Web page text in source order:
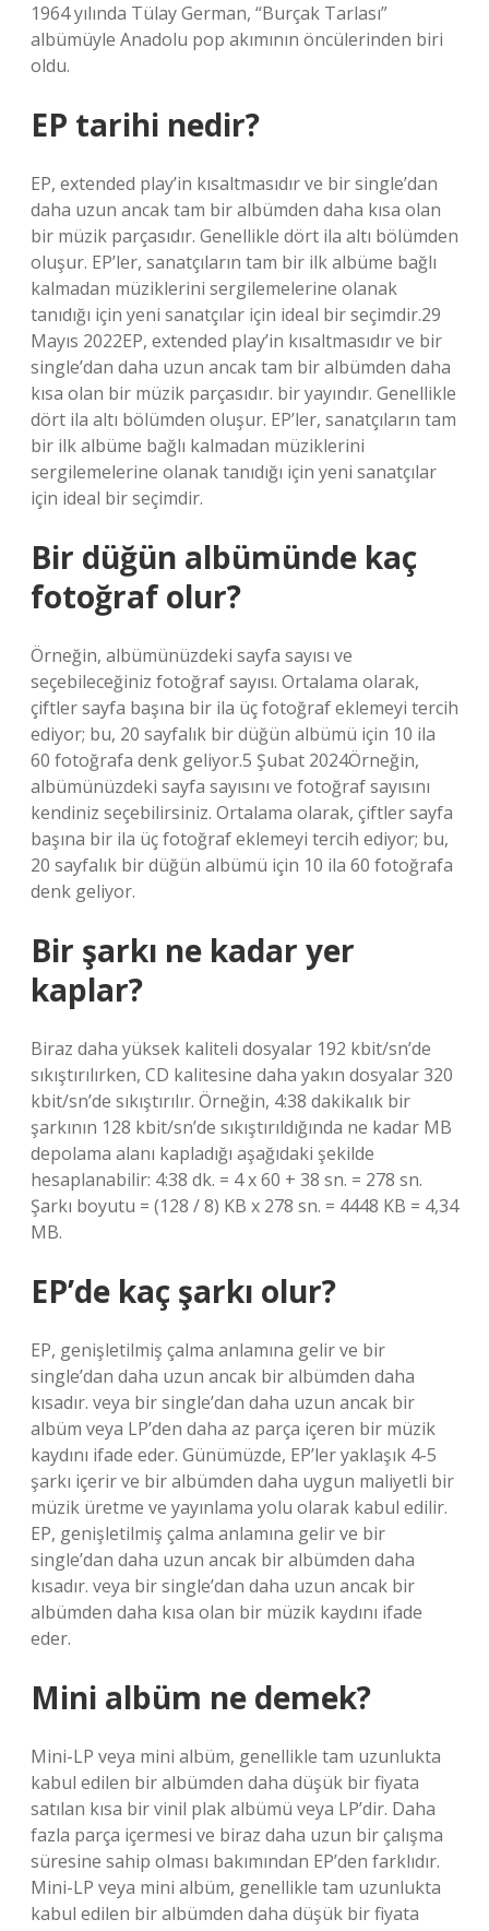
1964 yılında Tülay German, “Burçak Tarlası”
albümüyle Anadolu pop akımının öncülerinden biri
oldu.
EP tarihi nedir?
EP, extended play’in kısaltmasıdır ve bir single’dan
daha uzun ancak tam bir albümden daha kısa olan
bir müzik parçasıdır. Genellikle dört ila altı bölümden
oluşur. EP’ler, sanatçıların tam bir ilk albüme bağlı
kalmadan müziklerini sergilemelerine olanak
tanıdığı için yeni sanatçılar için ideal bir seçimdir.29
Mayıs 2022EP, extended play’in kısaltmasıdır ve bir
single’dan daha uzun ancak tam bir albümden daha
kısa olan bir müzik parçasıdır. bir yayındır. Genellikle
dört ila altı bölümden oluşur. EP’ler, sanatçıların tam
bir ilk albüme bağlı kalmadan müziklerini
sergilemelerine olanak tanıdığı için yeni sanatçılar
için ideal bir seçimdir.
Bir düğün albümünde kaç
fotoğraf olur?
Örneğin, albümünüzdeki sayfa sayısı ve
seçebileceğiniz fotoğraf sayısı. Ortalama olarak,
çiftler sayfa başına bir ila üç fotoğraf eklemeyi tercih
ediyor; bu, 20 sayfalık bir düğün albümü için 10 ila
60 fotoğrafa denk geliyor.5 Şubat 2024Örneğin,
albümünüzdeki sayfa sayısını ve fotoğraf sayısını
kendiniz seçebilirsiniz. Ortalama olarak, çiftler sayfa
başına bir ila üç fotoğraf eklemeyi tercih ediyor; bu,
20 sayfalık bir düğün albümü için 10 ila 60 fotoğrafa
denk geliyor.
Bir şarkı ne kadar yer
kaplar?
Biraz daha yüksek kaliteli dosyalar 192 kbit/sn’de
sıkıştırılırken, CD kalitesine daha yakın dosyalar 320
kbit/sn’de sıkıştırılır. Örneğin, 4:38 dakikalık bir
şarkının 128 kbit/sn’de sıkıştırıldığında ne kadar MB
depolama alanı kapladığı aşağıdaki şekilde
hesaplanabilir: 4:38 dk. = 4 x 60 + 38 sn. = 278 sn.
Şarkı boyutu = (128 / 8) KB x 278 sn. = 4448 KB = 4,34
MB.
EP’de kaç şarkı olur?
EP, genişletilmiş çalma anlamına gelir ve bir
single’dan daha uzun ancak bir albümden daha
kısadır. veya bir single’dan daha uzun ancak bir
albüm veya LP’den daha az parça içeren bir müzik
kaydını ifade eder. Günümüzde, EP’ler yaklaşık 4-5
şarkı içerir ve bir albümden daha uygun maliyetli bir
müzik üretme ve yayınlama yolu olarak kabul edilir.
EP, genişletilmiş çalma anlamına gelir ve bir
single’dan daha uzun ancak bir albümden daha
kısadır. veya bir single’dan daha uzun ancak bir
albümden daha kısa olan bir müzik kaydını ifade
eder.
Mini albüm ne demek?
Mini-LP veya mini albüm, genellikle tam uzunlukta
kabul edilen bir albümden daha düşük bir fiyata
satılan kısa bir vinil plak albümü veya LP’dir. Daha
fazla parça içermesi ve biraz daha uzun bir çalışma
süresine sahip olması bakımından EP’den farklıdır.
Mini-LP veya mini albüm, genellikle tam uzunlukta
kabul edilen bir albümden daha düşük bir fiyata